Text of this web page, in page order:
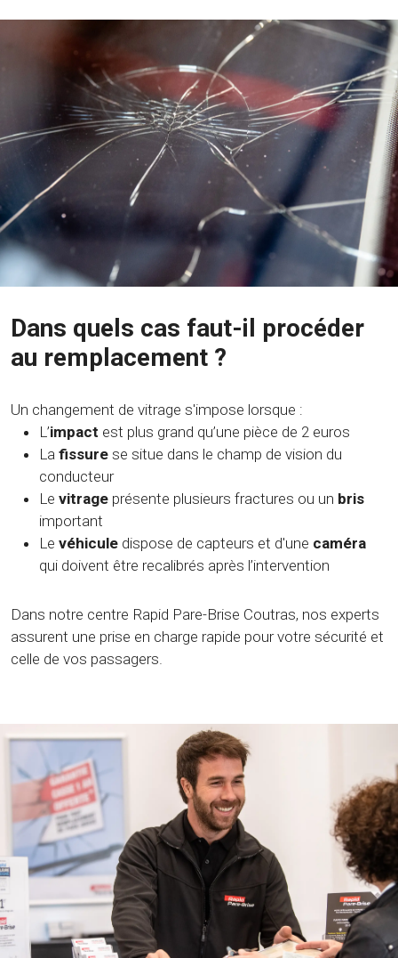
Dans quels cas faut-il procéder
au remplacement ?
Un changement de vitrage s'impose lorsque :
L’impact est plus grand qu’une pièce de 2 euros
La fissure se situe dans le champ de vision du
conducteur
Le vitrage présente plusieurs fractures ou un bris
important
Le véhicule dispose de capteurs et d'une caméra
qui doivent être recalibrés après l’intervention
Dans notre centre Rapid Pare-Brise Coutras, nos experts
assurent une prise en charge rapide pour votre sécurité et
celle de vos passagers.